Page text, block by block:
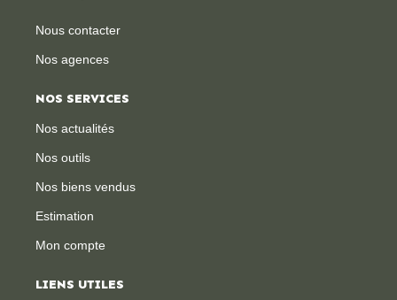
Nous contacter
Nos agences
NOS SERVICES
Nos actualités
Nos outils
Nos biens vendus
Estimation
Mon compte
LIENS UTILES